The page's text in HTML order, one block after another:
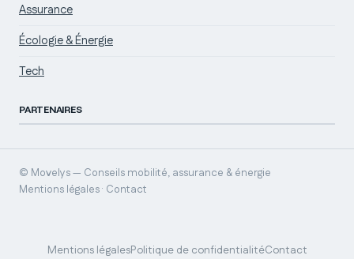
Assurance
Écologie & Énergie
Tech
PARTENAIRES
© Movelys — Conseils mobilité, assurance & énergie
Mentions légales · Contact
Mentions légalesPolitique de confidentialitéContact